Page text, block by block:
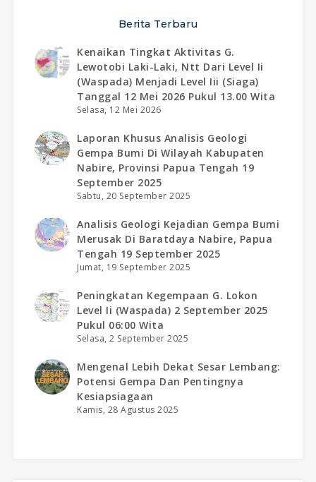
Berita Terbaru
Kenaikan Tingkat Aktivitas G.
Lewotobi Laki-Laki, Ntt Dari Level Ii
(waspada) Menjadi Level Iii (siaga)
Tanggal 12 Mei 2026 Pukul 13.00 Wita
Selasa, 12 Mei 2026
Laporan Khusus Analisis Geologi
Gempa Bumi Di Wilayah Kabupaten
Nabire, Provinsi Papua Tengah 19
September 2025
Sabtu, 20 September 2025
Analisis Geologi Kejadian Gempa Bumi
Merusak Di Baratdaya Nabire, Papua
Tengah 19 September 2025
Jumat, 19 September 2025
Peningkatan Kegempaan G. Lokon
Level Ii (waspada) 2 September 2025
Pukul 06:00 Wita
Selasa, 2 September 2025
Mengenal Lebih Dekat Sesar Lembang:
Potensi Gempa Dan Pentingnya
Kesiapsiagaan
Kamis, 28 Agustus 2025